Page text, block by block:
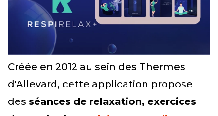
Créée en 2012 au sein des Thermes
d'Allevard, cette application propose
des séances de relaxation, exercices